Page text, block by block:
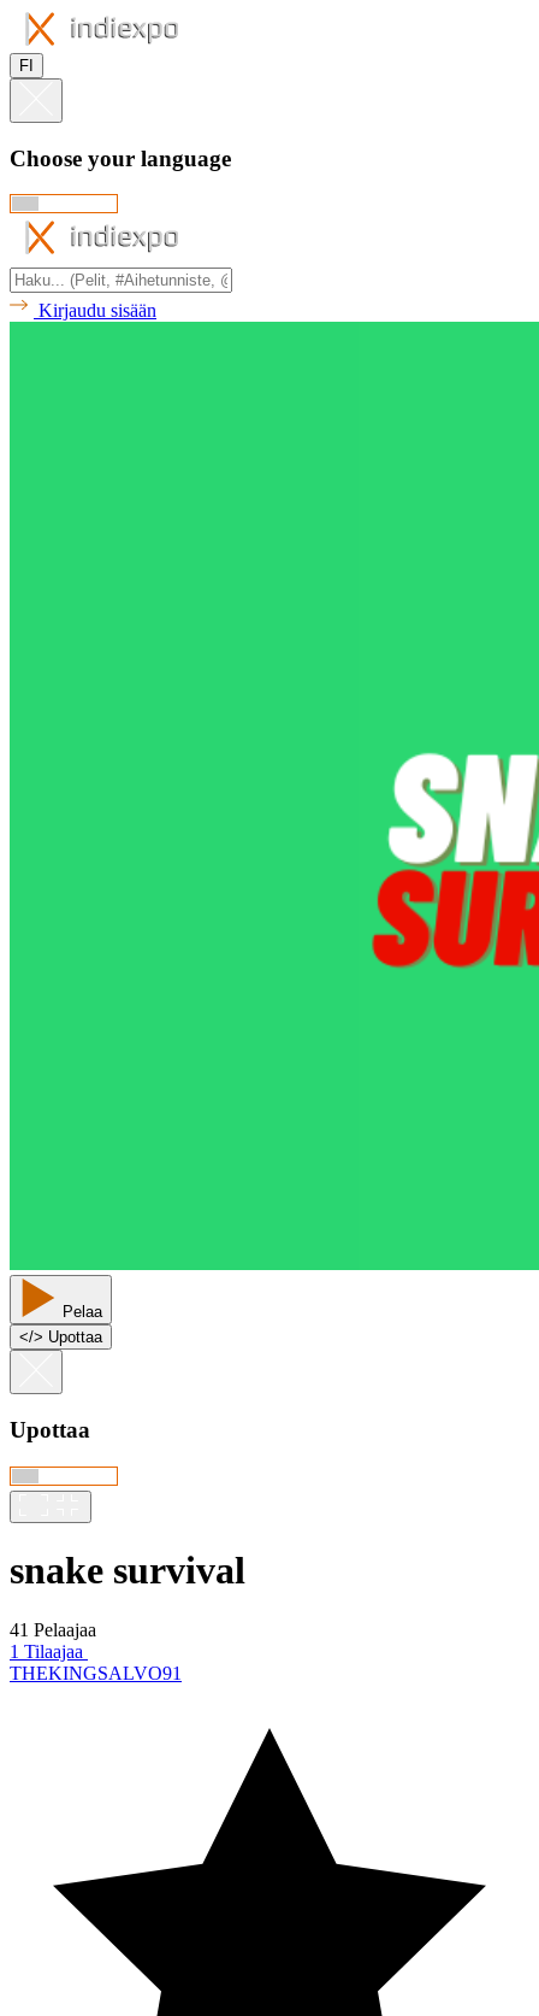
FI
Choose your language
Kirjaudu sisään
Pelaa
</> Upottaa
Upottaa
snake survival
41 Pelaajaa
1 Tilaajaa
THEKINGSALVO91